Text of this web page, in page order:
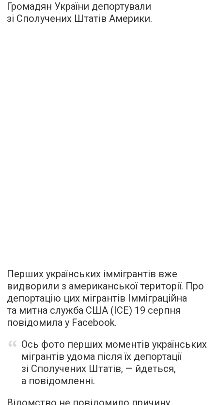
Громадян України депортували
зі Сполучених Штатів Америки.
Перших українських іммігрантів вже
видворили з американської території. Про
депортацію цих мігрантів Імміграційна
та митна служба США (ICE) 19 серпня
повідомила у Facebook.
Ось фото перших моментів українських
мігрантів удома після їх депортації
зі Сполучених Штатів, — йдеться,
а повідомленні.
Відомство не повідомило причину